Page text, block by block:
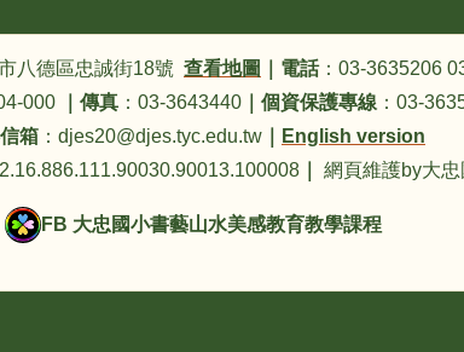
八德區忠誠街18號 查看地圖 電話：03-3635206
000 傳真：03-3643440｜ 個資保護專線：03-
箱 ：djes20@djes.tyc.edu.tw
English version
2.16.886.111.90030.90013.100008 網頁維護by大
FB 大忠國小書藝山水美感教育教學課程